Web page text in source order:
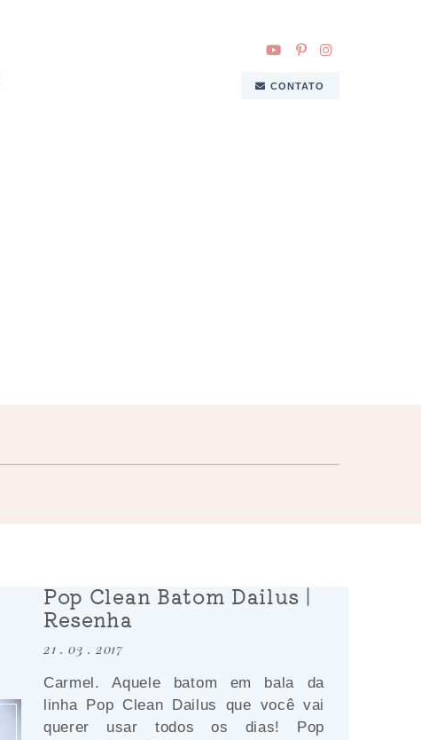
CONTATO
Pop Clean Batom Dailus |
Resenha
21 . 03 . 2017
Carmel. Aquele batom em bala da
linha Pop Clean Dailus que você vai
querer usar todos os dias! Pop